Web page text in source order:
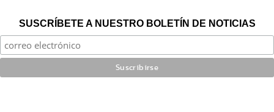
SUSCRÍBETE A NUESTRO BOLETÍN DE NOTICIAS